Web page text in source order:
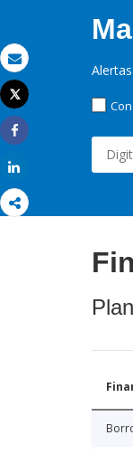
Email
Imprimir
Tweet
Share